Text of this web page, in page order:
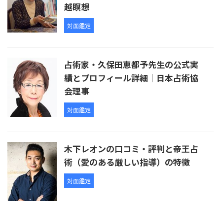
越瞑想
対面鑑定
占術家・久保田恵都予先生の公式実
績とプロフィール詳細｜日本占術協
会理事
対面鑑定
木下レオンの口コミ・評判と帝王占
術（愛のある厳しい指導）の特徴
対面鑑定